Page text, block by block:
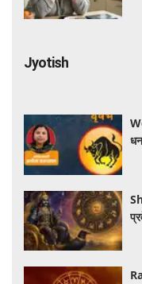
Jyotish